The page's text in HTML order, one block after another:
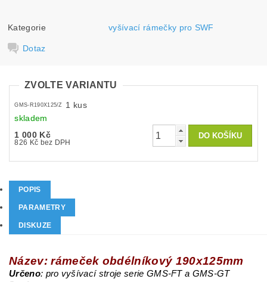
Kategorie vyšívací rámečky pro SWF
Dotaz
ZVOLTE VARIANTU
GMS-R190X125/Z
1 kus
skladem
1 000 Kč
826 Kč bez DPH
POPIS
PARAMETRY
DISKUZE
Název: rámeček obdélníkový 190x125mm
Určeno: pro vyšívací stroje serie GMS-FT a GMS-GT